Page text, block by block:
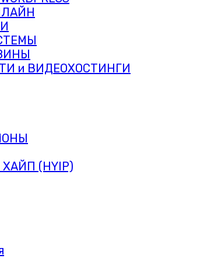
и ВИДЕОХОСТИНГИ
ХАЙП (HYIP)